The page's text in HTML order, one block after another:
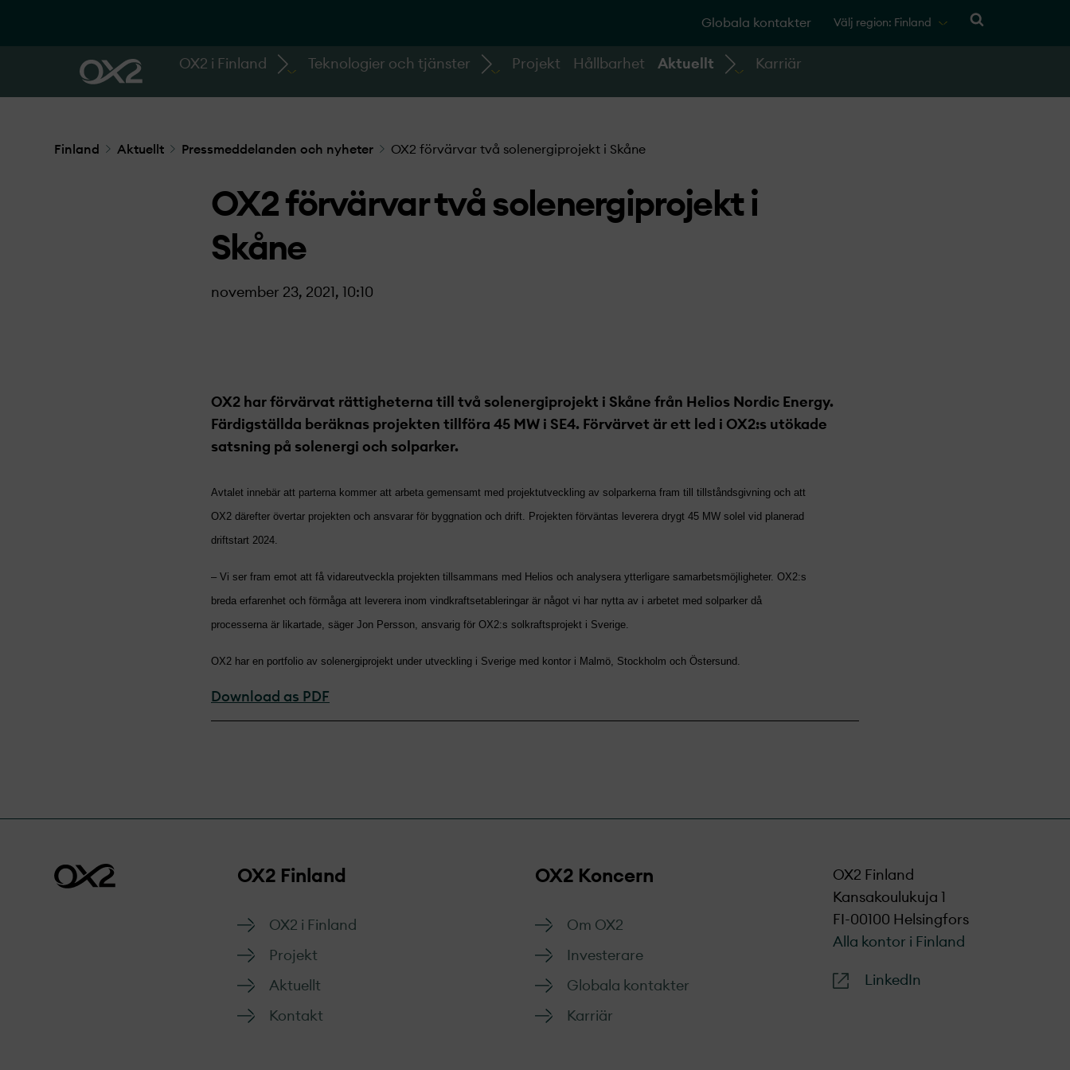
Globala kontakter Välj region: Finland
OX2 i Finland Teknologier och tjänster Projekt Hållbarhet Aktuellt Karriär
Finland Aktuellt Pressmeddelanden och nyheter OX2 förvärvar två solenergiprojekt­ i Skåne
OX2 förvärvar två solenergiprojekt­ i
Skåne
november 23, 2021, 10:10
OX2 har förvärvat rättigheterna till två solenergiprojekt­ i Skåne från Helios Nordic Energy.
Färdigställda beräknas projekt­en tillföra 45 MW i SE4. Förvärvet är ett led i OX2:s utökade
satsning på solenergi och solparker.
Avtalet innebär att parterna kommer att arbeta gemensamt med projekt­utveckling av solparkerna fram till tillståndsgivning och att
OX2 därefter övertar projekt­en och ansvarar för byggnation och drift. Projekt­en förväntas leverera drygt 45 MW solel vid planerad
driftstart 2024.
– Vi ser fram emot att få vidareutveckla projekt­en tillsammans med Helios och analysera ytterligare samarbetsmöjligheter. OX2:s
breda erfarenhet och förmåga att leverera inom vindkraftsetableringar är något vi har nytta av i arbetet med solparker då
processerna är likartade, säger Jon Persson, ansvarig för OX2:s solkraftsprojekt­ i Sverige.
OX2 har en portfolio av solenergiprojekt­ under utveckling i Sverige med kontor i Malmö, Stockholm och Östersund.
Download as PDF
OX2 Finland
OX2 i Finland
Projekt­
Aktuellt
Kontakt
OX2 Koncern
Om OX2
Investerare
Globala kontakter
Karriär
OX2 Finland
Kansakoulukuja 1
FI-00100 Helsingfors
Alla kontor i Finland
LinkedIn